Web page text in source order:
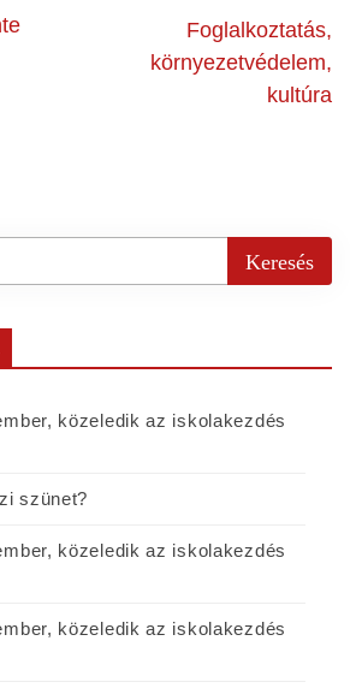
Foglalkoztatás,
környezetvédelem,
kultúra
közeledik az iskolakezdés
szünet?
közeledik az iskolakezdés
közeledik az iskolakezdés